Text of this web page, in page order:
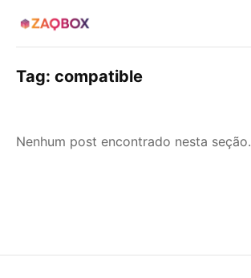
Tag: compatible
Nenhum post encontrado nesta seção.